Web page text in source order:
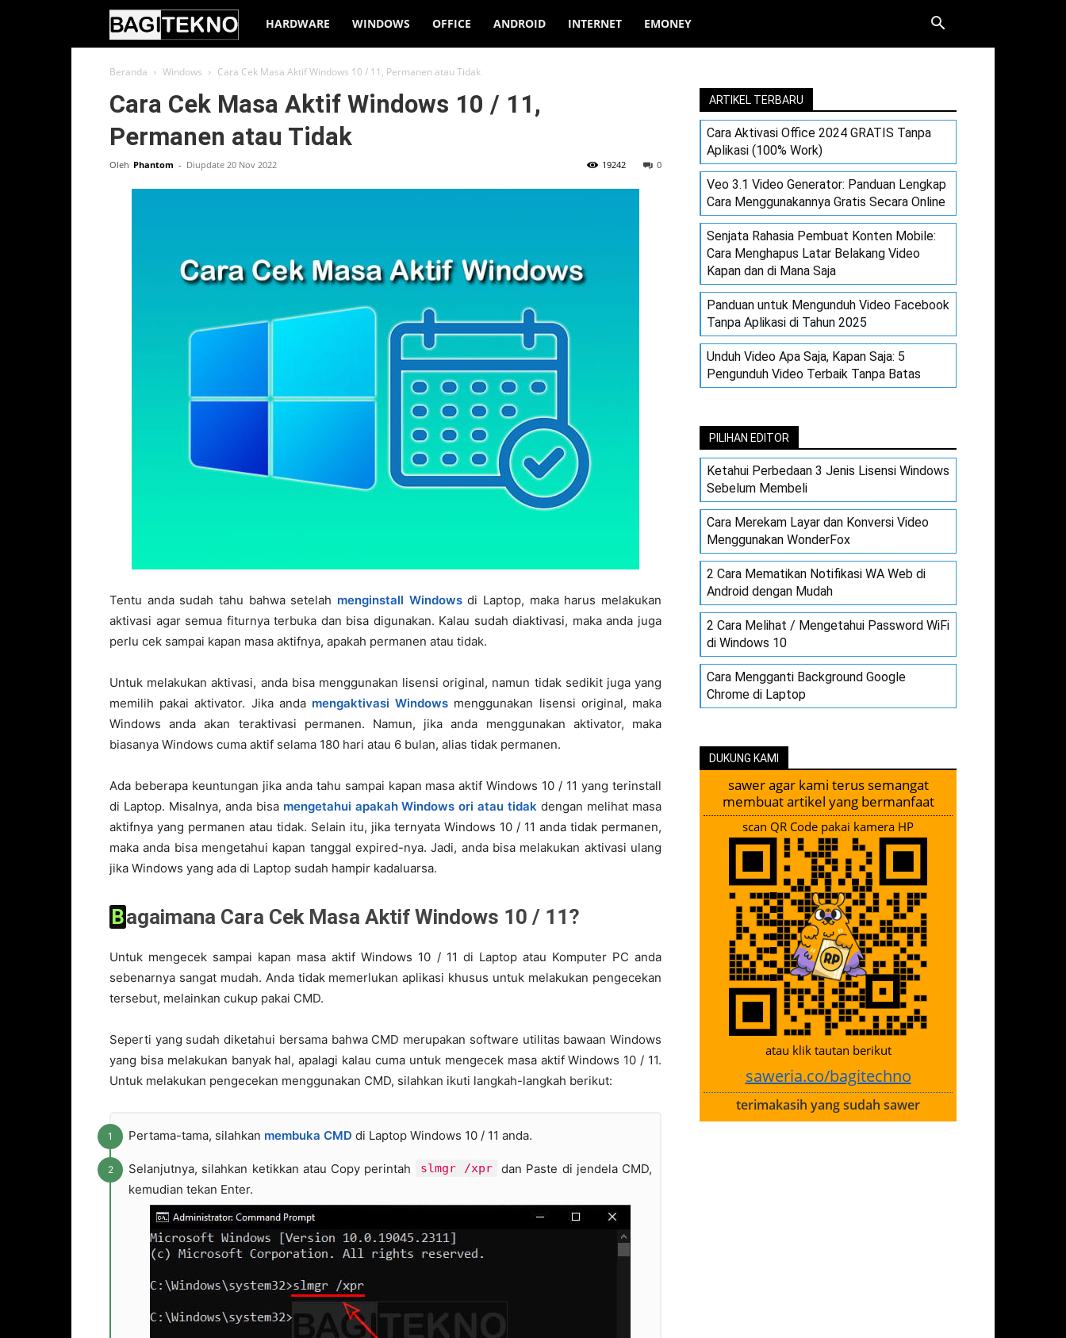
BagiTekno
HARDWARE WINDOWS OFFICE ANDROID INTERNET EMONEY
Beranda Windows Cara Cek Masa Aktif Windows 10 / 11, Permanen atau Tidak
Cara Cek Masa Aktif Windows 10 / 11,
Permanen atau Tidak
Oleh Phantom - Diupdate 20 Nov 2022 0
19242
Tentu anda sudah tahu bahwa setelah menginstall Windowsdi Laptop, maka harus melakukan
aktivasi agar semua fiturnya terbuka dan bisa digunakan. Kalau sudah diaktivasi, maka anda juga
perlu cek sampai kapan masa aktifnya, apakah permanen atau tidak.
Untuk melakukan aktivasi, anda bisa menggunakan lisensi original, namun tidak sedikit juga yang
memilih pakai aktivator. Jika anda mengaktivasi Windows menggunakan lisensi original, maka
Windows anda akan teraktivasi permanen. Namun, jika anda menggunakan aktivator, maka
biasanya Windows cuma aktif selama 180 hari atau 6 bulan, alias tidak permanen.
Ada beberapa keuntungan jika anda tahu sampai kapan masa aktif Windows 10 / 11 yang terinstall
di Laptop. Misalnya, anda bisa mengetahui apakah Windows ori atau tidak dengan melihat masa
aktifnya yang permanen atau tidak. Selain itu, jika ternyata Windows 10 / 11 anda tidak permanen,
maka anda bisa mengetahui kapan tanggal expired-nya. Jadi, anda bisa melakukan aktivasi ulang
jika Windows yang ada di Laptop sudah hampir kadaluarsa.
Bagaimana Cara Cek Masa Aktif Windows 10 / 11?
Untuk mengecek sampai kapan masa aktif Windows 10 / 11 di Laptop atau Komputer PC anda
sebenarnya sangat mudah. Anda tidak memerlukan aplikasi khusus untuk melakukan pengecekan
tersebut, melainkan cukup pakai CMD.
Seperti yang sudah diketahui bersama bahwa CMD merupakan software utilitas bawaan Windows
yang bisa melakukan banyak hal, apalagi kalau cuma untuk mengecek masa aktif Windows 10 / 11.
Untuk melakukan pengecekan menggunakan CMD, silahkan ikuti langkah-langkah berikut:
Pertama-tama, silahkan membuka CMD di Laptop Windows 10 / 11 anda.
Selanjutnya, silahkan ketikkan atau Copy perintah slmgr /xpr
dan Paste di jendela CMD,
kemudian tekan Enter.
ARTIKEL TERBARU
Cara Aktivasi Office 2024 GRATIS Tanpa
Aplikasi (100% Work)
Veo 3.1 Video Generator: Panduan Lengkap
Cara Menggunakannya Gratis Secara Online
Senjata Rahasia Pembuat Konten Mobile:
Cara Menghapus Latar Belakang Video
Kapan dan di Mana Saja
Panduan untuk Mengunduh Video Facebook
Tanpa Aplikasi di Tahun 2025
Unduh Video Apa Saja, Kapan Saja: 5
Pengunduh Video Terbaik Tanpa Batas
PILIHAN EDITOR
Ketahui Perbedaan 3 Jenis Lisensi Windows
Sebelum Membeli
Cara Merekam Layar dan Konversi Video
Menggunakan WonderFox
2 Cara Mematikan Notifikasi WA Web di
Android dengan Mudah
2 Cara Melihat / Mengetahui Password WiFi
di Windows 10
Cara Mengganti Background Google
Chrome di Laptop
DUKUNG KAMI
sawer agar kami terus semangat
membuat artikel yang bermanfaat
scan QR Code pakai kamera HP
atau klik tautan berikut
saweria.co/bagitechno
terimakasih yang sudah sawer